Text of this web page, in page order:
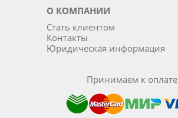
О КОМПАНИИ
Стать клиентом
Контакты
Юридическая информация
Принимаем к оплате